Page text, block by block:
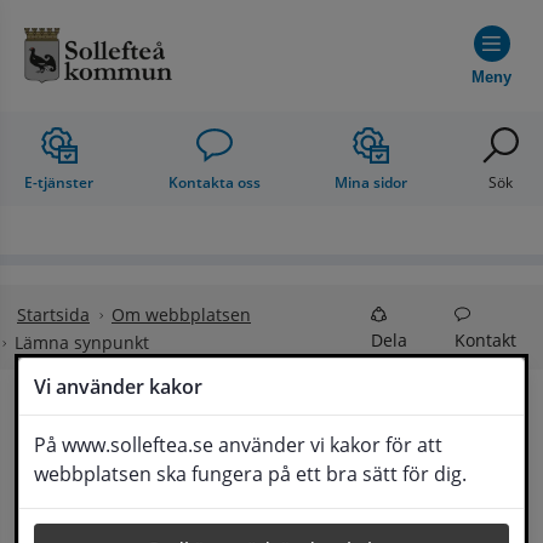
Vi använder kakor
På www.solleftea.se använder vi kakor för att
webbplatsen ska fungera på ett bra sätt för dig.
Meny
E-tjänster Kontakta oss Mina sidor Sök
Startsida
Om webbplatsen
Lämna synpunkt
Dela Kontakt
Lämna synpunkt
Här kan du lämna synpunkter, förslag och